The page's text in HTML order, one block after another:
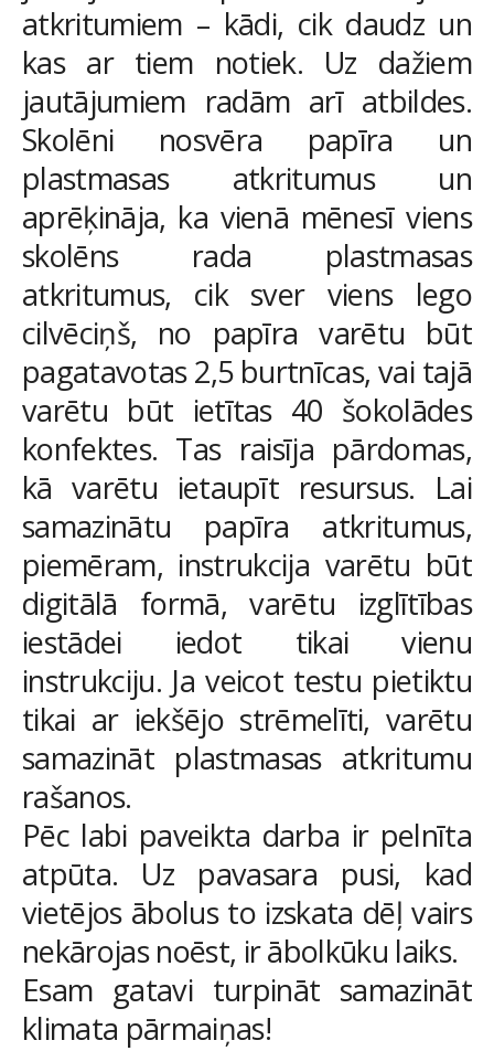
atkritumiem – kādi, cik daudz un
kas ar tiem notiek. Uz dažiem
jautājumiem radām arī atbildes.
Skolēni nosvēra papīra un
plastmasas atkritumus un
aprēķināja, ka vienā mēnesī viens
skolēns rada plastmasas
atkritumus, cik sver viens lego
cilvēciņš, no papīra varētu būt
pagatavotas 2,5 burtnīcas, vai tajā
varētu būt ietītas 40 šokolādes
konfektes. Tas raisīja pārdomas,
kā varētu ietaupīt resursus. Lai
samazinātu papīra atkritumus,
piemēram, instrukcija varētu būt
digitālā formā, varētu izglītības
iestādei iedot tikai vienu
instrukciju. Ja veicot testu pietiktu
tikai ar iekšējo strēmelīti, varētu
samazināt plastmasas atkritumu
rašanos.
Pēc labi paveikta darba ir pelnīta
atpūta. Uz pavasara pusi, kad
vietējos ābolus to izskata dēļ vairs
nekārojas noēst, ir ābolkūku laiks.
Esam gatavi turpināt samazināt
klimata pārmaiņas!